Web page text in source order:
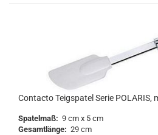
Contacto Teigspatel Serie POLARIS,
Spatelmaß: 9 cm x 5 cm
Gesamtlänge: 29 cm